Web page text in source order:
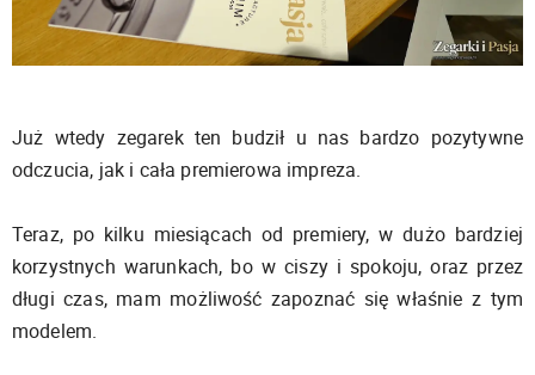
Już wtedy zegarek ten budził u nas bardzo pozytywne
odczucia, jak i cała premierowa impreza.
Teraz, po kilku miesiącach od premiery, w dużo bardziej
korzystnych warunkach, bo w ciszy i spokoju, oraz przez
długi czas, mam możliwość zapoznać się właśnie z tym
modelem.